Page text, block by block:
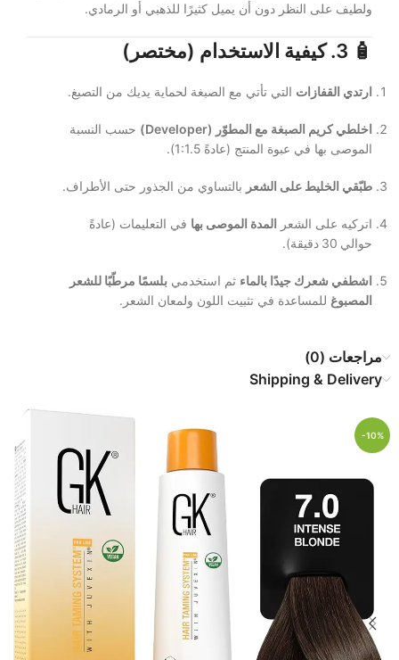
ولطيف على النظر دون أن يميل كثيرًا للذهبي أو الرمادي.
🧴 3. كيفية الاستخدام (مختصر)
ارتدي القفازات التي تأتي مع الصبغة لحماية يديك من التصبغ.
اخلطي كريم الصبغة مع المطوّر (Developer)
حسب النسبة
الموصى بها في عبوة المنتج (عادةً 1:1.5).
طبّقي الخليط على الشعر بالتساوي من الجذور حتى الأطراف.
اتركيه على الشعر المدة الموصى بها في التعليمات (عادةً
حوالي 30 دقيقة).
اشطفي شعرك جيدًا بالماء ثم استخدمي بلسمًا مرطّبًا للشعر
المصبوغ للمساعدة في تثبيت اللون ولمعان الشعر.
مراجعات (0)
Shipping & Delivery
-10%